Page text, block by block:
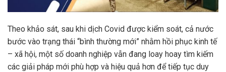
Theo khảo sát, sau khi dịch Covid được kiểm soát, cả nước
bước vào trạng thái “bình thường mới” nhằm hồi phục kinh tế
– xã hội, một số doanh nghiệp vẫn đang loay hoay tìm kiếm
các giải pháp mới phù hợp và hiệu quả hơn để tiếp tục duy